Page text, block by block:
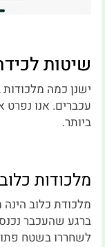
שיטות
ישנן כמה
עכברים. אנו נפרט
ביותר.
מלכודות כלוב
מלכודת כלוב
ברגע שהעכבר
לשחררו בשטח